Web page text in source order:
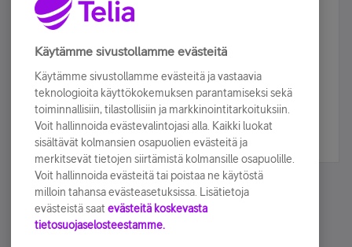
Älä jää paitsi – osallistu ja voita!
Tilaa Telian uutiskirje ja olet mukana arvonnassa.
sähköpostiisi.
Tilaa nyt
Käytämme sivustollamme evästeitä
Käytämme sivustollamme evästeitä ja vastaavia
teknologioita käyttökokemuksen parantamiseksi sekä
toiminnallisiin, tilastollisiin ja markkinointitarkoituksiin.
Voit hallinnoida evästevalintojasi alla. Kaikki luokat
sisältävät kolmansien osapuolien evästeitä ja
merkitsevät tietojen siirtämistä kolmansille osapuolille.
Voit hallinnoida evästeitä tai poistaa ne käytöstä
milloin tahansa evästeasetuksissa. Lisätietoja
evästeistä saat evästeitä koskevasta
tietosuojaselosteestamme.